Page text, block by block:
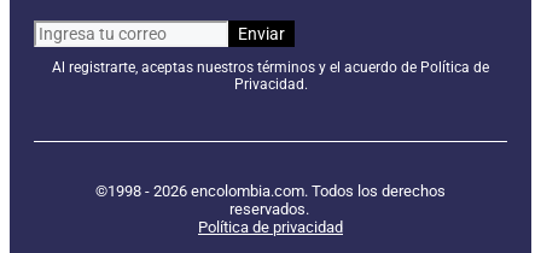
Al registrarte, aceptas nuestros términos y el acuerdo de Política de
Privacidad.
©1998 - 2026 encolombia.com. Todos los derechos
reservados.
Política de privacidad